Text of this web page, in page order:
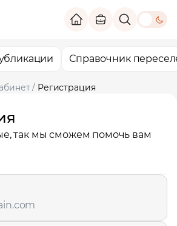
theme
Справочник
/ Регистрация
так мы сможем помочь вам